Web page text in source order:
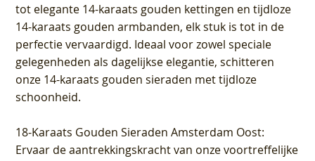
tot elegante 14-karaats gouden kettingen en tijdloze
14-karaats gouden armbanden, elk stuk is tot in de
perfectie vervaardigd. Ideaal voor zowel speciale
gelegenheden als dagelijkse elegantie, schitteren
onze 14-karaats gouden sieraden met tijdloze
schoonheid.
18-Karaats Gouden Sieraden Amsterdam Oost:
Ervaar de aantrekkingskracht van onze voortreffelijke